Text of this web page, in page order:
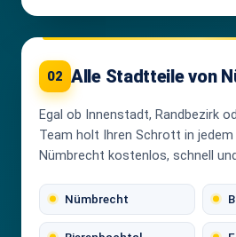
02 Alle Stadtteile von
Egal ob Innenstadt, Randbezirk
Team holt Ihren Schrott in
Nümbrecht kostenlos, schnell
Nümbrecht